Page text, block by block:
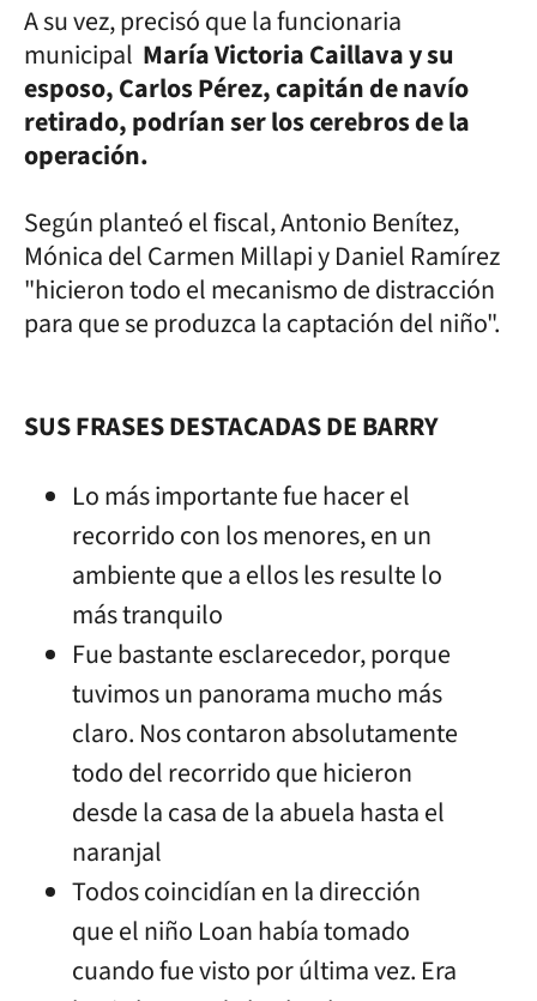
A su vez, precisó que la funcionaria
municipal María Victoria Caillava y su
esposo, Carlos Pérez, capitán de navío
retirado, podrían ser los cerebros de la
operación.
Según planteó el fiscal, Antonio Benítez,
Mónica del Carmen Millapi y Daniel Ramírez
"hicieron todo el mecanismo de distracción
para que se produzca la captación del niño".
SUS FRASES DESTACADAS DE BARRY
Lo más importante fue hacer el
recorrido con los menores, en un
ambiente que a ellos les resulte lo
más tranquilo
Fue bastante esclarecedor, porque
tuvimos un panorama mucho más
claro. Nos contaron absolutamente
todo del recorrido que hicieron
desde la casa de la abuela hasta el
naranjal
Todos coincidían en la dirección
que el niño Loan había tomado
cuando fue visto por última vez. Era